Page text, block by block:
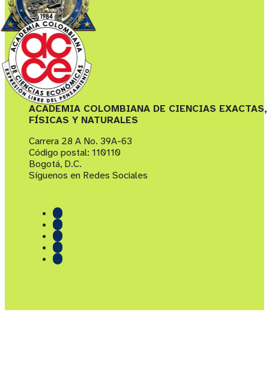
ACADEMIA COLOMBIANA DE CIENCIAS EXACTAS,
FÍSICAS Y NATURALES
Carrera 28 A No. 39A-63
Código postal: 110110
Bogotá, D.C.
Síguenos en Redes Sociales